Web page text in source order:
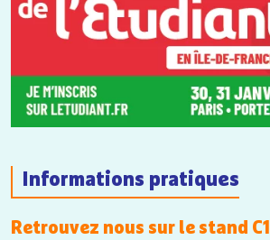
Informations pratiques
Retrouvez nous sur le stand C1